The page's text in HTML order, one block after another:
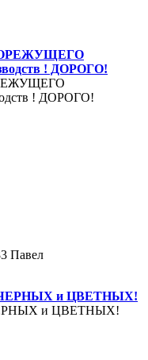
! ДОРОГО!
! ДОРОГО!
Павел
и ЦВЕТНЫХ!
и ЦВЕТНЫХ!